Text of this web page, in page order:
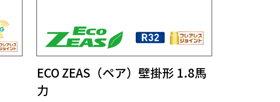
ECO ZEAS（ペア）壁掛形 1.8馬
力